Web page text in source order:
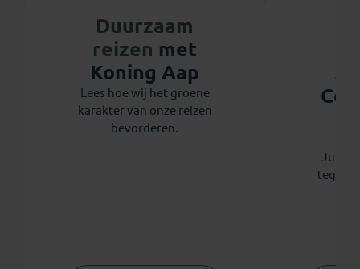
Duurzaam
reizen met
Koning Aap
Lees hoe wij het groene
karakter van onze reizen
bevorderen.
tegen